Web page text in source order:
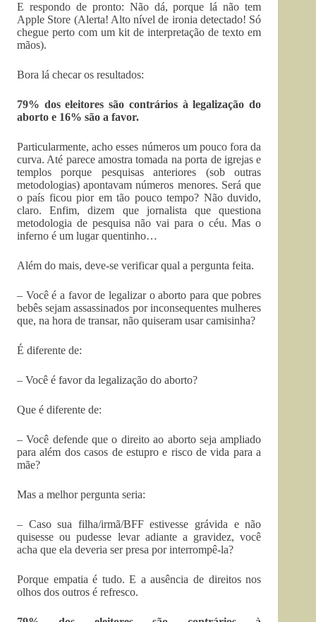
E respondo de pronto: Não dá, porque lá não tem
Apple Store (Alerta! Alto nível de ironia detectado! Só
chegue perto com um kit de interpretação de texto em
mãos).
Bora lá checar os resultados:
79% dos eleitores são contrários à legalização do
aborto e 16% são a favor.
Particularmente, acho esses números um pouco fora da
curva. Até parece amostra tomada na porta de igrejas e
templos porque pesquisas anteriores (sob outras
metodologias) apontavam números menores. Será que
o país ficou pior em tão pouco tempo? Não duvido,
claro. Enfim, dizem que jornalista que questiona
metodologia de pesquisa não vai para o céu. Mas o
inferno é um lugar quentinho…
Além do mais, deve-se verificar qual a pergunta feita.
– Você é a favor de legalizar o aborto para que pobres
bebês sejam assassinados por inconsequentes mulheres
que, na hora de transar, não quiseram usar camisinha?
É diferente de:
– Você é favor da legalização do aborto?
Que é diferente de:
– Você defende que o direito ao aborto seja ampliado
para além dos casos de estupro e risco de vida para a
mãe?
Mas a melhor pergunta seria:
– Caso sua filha/irmã/BFF estivesse grávida e não
quisesse ou pudesse levar adiante a gravidez, você
acha que ela deveria ser presa por interrompê-la?
Porque empatia é tudo. E a ausência de direitos nos
olhos dos outros é refresco.